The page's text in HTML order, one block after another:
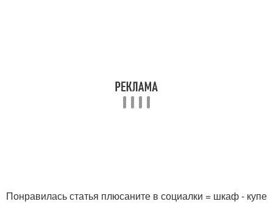
Понравилась статья плюсаните в социалки = шкаф - купе